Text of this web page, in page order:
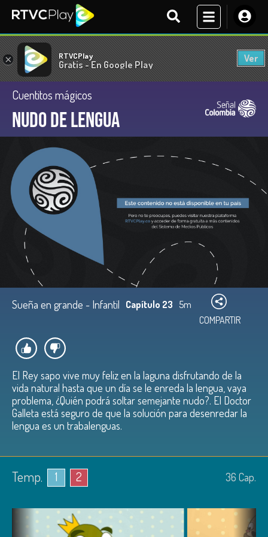
× RTVCPlay
Gratis - En Google Play
Ver
Cuentitos mágicos
Nudo de lengua
Sueña en grande - Infantil Capítulo 23 5m
COMPARTIR
El Rey sapo vive muy feliz en la laguna disfrutando de la
vida natural hasta que un día se le enreda la lengua, vaya
problema, ¿Quién podrá soltar semejante nudo?. El Doctor
Galleta está seguro de que la solución para desenredar la
lengua es un trabalenguas.
Temp. 1 2 36 Cap.